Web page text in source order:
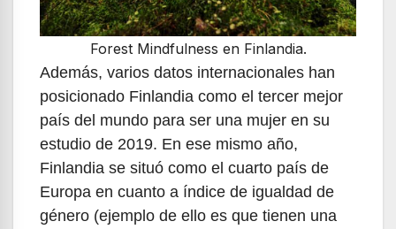
Forest Mindfulness en Finlandia.
Además, varios datos internacionales han
posicionado Finlandia como el tercer mejor
país del mundo para ser una mujer en su
estudio de 2019. En ese mismo año,
Finlandia se situó como el cuarto país de
Europa en cuanto a índice de igualdad de
género (ejemplo de ello es que tienen una